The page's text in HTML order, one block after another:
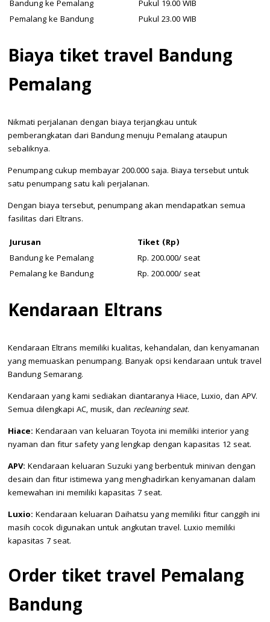
Bandung ke Pemalang
Pukul 19.00 WIB
Pemalang ke Bandung
Pukul 23.00 WIB
Biaya tiket travel Bandung
Pemalang
Nikmati perjalanan dengan biaya terjangkau untuk
pemberangkatan dari Bandung menuju Pemalang ataupun
sebaliknya.
Penumpang cukup membayar 200.000 saja. Biaya tersebut untuk
satu penumpang satu kali perjalanan.
Dengan biaya tersebut, penumpang akan mendapatkan semua
fasilitas dari Eltrans.
Jurusan
Tiket (Rp)
Bandung ke Pemalang
Rp. 200.000/ seat
Pemalang ke Bandung
Rp. 200.000/ seat
Kendaraan Eltrans
Kendaraan Eltrans memiliki kualitas, kehandalan, dan kenyamanan
yang memuaskan penumpang. Banyak opsi kendaraan untuk travel
Bandung Semarang.
Kendaraan yang kami sediakan diantaranya Hiace, Luxio, dan APV.
Semua dilengkapi AC, musik, dan recleaning seat.
Hiace: Kendaraan van keluaran Toyota ini memiliki interior yang
nyaman dan fitur safety yang lengkap dengan kapasitas 12 seat.
APV: Kendaraan keluaran Suzuki yang berbentuk minivan dengan
desain dan fitur istimewa yang menghadirkan kenyamanan dalam
kemewahan ini memiliki kapasitas 7 seat.
Luxio: Kendaraan keluaran Daihatsu yang memiliki fitur canggih ini
masih cocok digunakan untuk angkutan travel. Luxio memiliki
kapasitas 7 seat.
Order tiket travel Pemalang
Bandung